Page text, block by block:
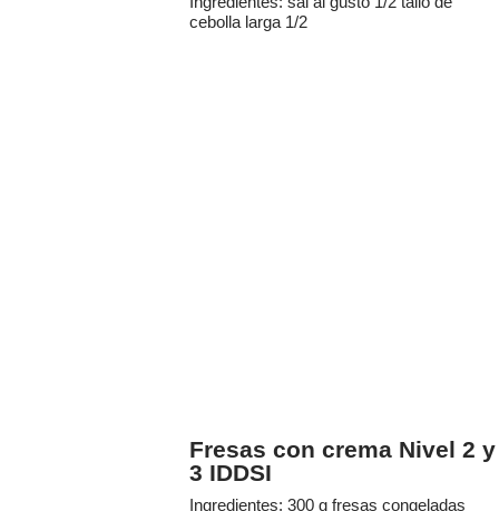
cebolla larga 1/2
Fresas con crema Nivel 2 y
3 IDDSI
Ingredientes: 300 g fresas congeladas